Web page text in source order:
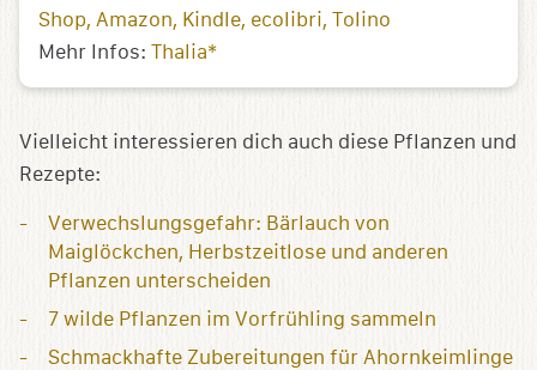
Shop Amazon Kindle ecolibri Tolino
Mehr Infos: Thalia*
Vielleicht interessieren dich auch diese Pflanzen und
Rezepte:
Verwechslungsgefahr: Bärlauch von
Maiglöckchen, Herbstzeitlose und anderen
Pflanzen unterscheiden
7 wilde Pflanzen im Vorfrühling sammeln
Schmackhafte Zubereitungen für Ahornkeimlinge